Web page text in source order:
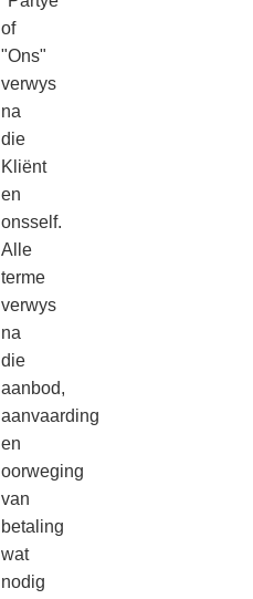
of
"Ons"
verwys
na
die
Kliënt
en
onsself.
Alle
terme
verwys
na
die
aanbod,
aanvaarding
en
oorweging
van
betaling
wat
nodig